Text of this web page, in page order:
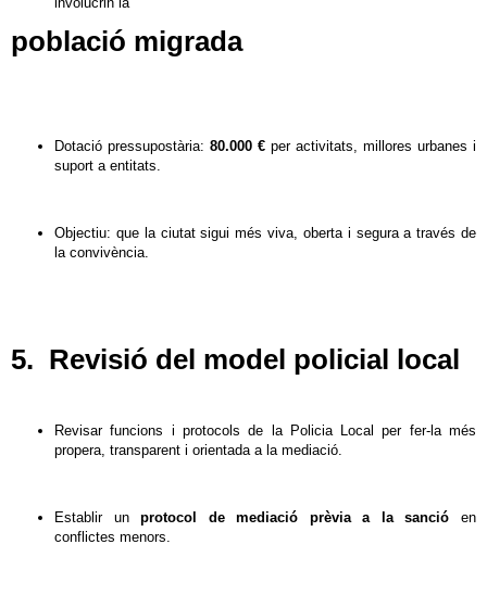
població migrada
Dotació pressupostària: 80.000 € per activitats, millores urbanes i
suport a entitats.
Objectiu: que la ciutat sigui més viva, oberta i segura a través de
la convivència.
5. Revisió del model policial local
Revisar funcions i protocols de la Policia Local per fer-la més
propera, transparent i orientada a la mediació.
Establir unprotocol de mediació prèvia a la sancióen
conflictes menors.